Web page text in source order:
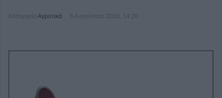
Κατηγορία Αγροτικά 6 Αυγούστου 2026, 14:26